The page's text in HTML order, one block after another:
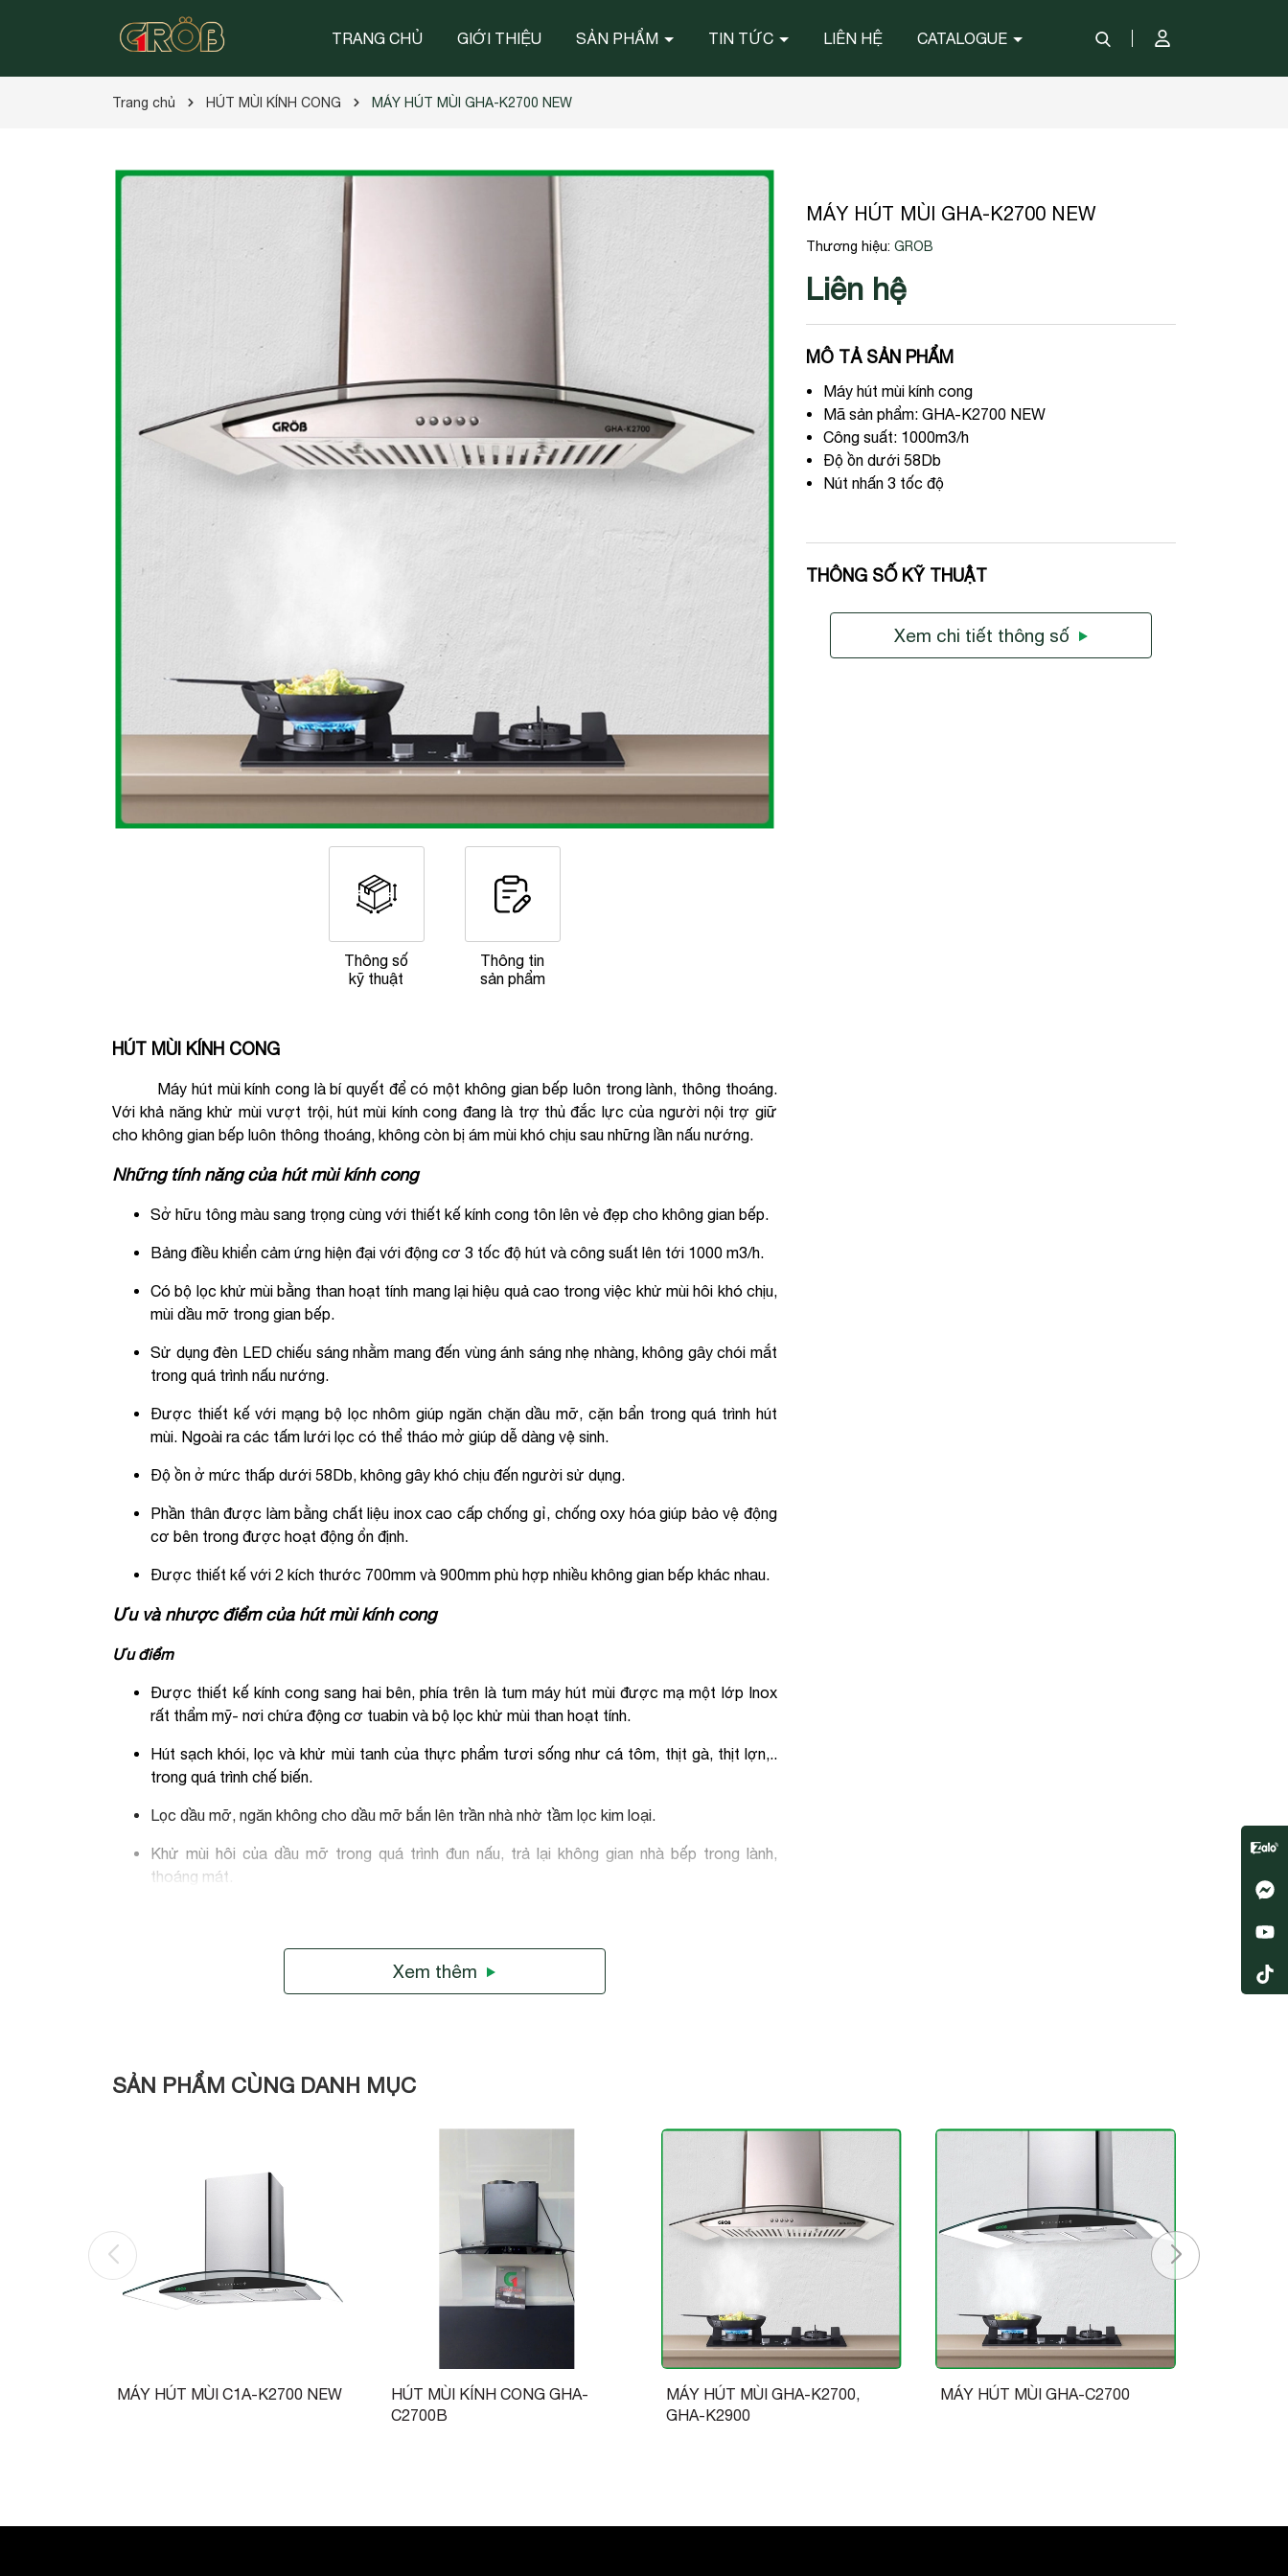
TRANG CHỦ GIỚI THIỆU SẢN PHẨM TIN TỨC LIÊN HỆ CATALOGUE
Trang chủ HÚT MÙI KÍNH CONG MÁY HÚT MÙI GHA-K2700 NEW
Thông số
kỹ thuật
Thông tin
sản phẩm
HÚT MÙI KÍNH CONG
Máy hút mùi kính cong là bí quyết để có một không gian bếp luôn trong lành, thông thoáng.
Với khả năng khử mùi vượt trội, hút mùi kính cong đang là trợ thủ đắc lực của người nội trợ giữ
cho không gian bếp luôn thông thoáng, không còn bị ám mùi khó chịu sau những lần nấu nướng.
Những tính năng của hút mùi kính cong
Sở hữu tông màu sang trọng cùng với thiết kế kính cong tôn lên vẻ đẹp cho không gian bếp.
Bảng điều khiển cảm ứng hiện đại với động cơ 3 tốc độ hút và công suất lên tới 1000 m3/h.
Có bộ lọc khử mùi bằng than hoạt tính mang lại hiệu quả cao trong việc khử mùi hôi khó chịu,
mùi dầu mỡ trong gian bếp.
Sử dụng đèn LED chiếu sáng nhằm mang đến vùng ánh sáng nhẹ nhàng, không gây chói mắt
trong quá trình nấu nướng.
Được thiết kế với mạng bộ lọc nhôm giúp ngăn chặn dầu mỡ, cặn bẩn trong quá trình hút
mùi. Ngoài ra các tấm lưới lọc có thể tháo mở giúp dễ dàng vệ sinh.
Độ ồn ở mức thấp dưới 58Db, không gây khó chịu đến người sử dụng.
Phần thân được làm bằng chất liệu inox cao cấp chống gỉ, chống oxy hóa giúp bảo vệ động
cơ bên trong được hoạt động ổn định.
Được thiết kế với 2 kích thước 700mm và 900mm phù hợp nhiều không gian bếp khác nhau.
Ưu và nhược điểm của hút mùi kính cong
Ưu điểm
Được thiết kế kính cong sang hai bên, phía trên là tum máy hút mùi được mạ một lớp Inox
rất thẩm mỹ- nơi chứa động cơ tuabin và bộ lọc khử mùi than hoạt tính.
Hút sạch khói, lọc và khử mùi tanh của thực phẩm tươi sống như cá tôm, thịt gà, thịt lợn,..
trong quá trình chế biến.
Lọc dầu mỡ, ngăn không cho dầu mỡ bắn lên trần nhà nhờ tầm lọc kim loại.
Khử mùi hôi của dầu mỡ trong quá trình đun nấu, trả lại không gian nhà bếp trong lành,
thoáng mát.
Hút hơi nóng khi đun nấu thức ăn ở nhiệt lửa lớn.
Nhược điểm
Bỏ hẳn một khoang tủ bếp nếu làm tủ.
Tùy vào nhu cầu sử dụng và kích thước của từng căn bếp sẽ có nhiều kích thước hút mùi
khác nhau. Mọi thông tin về sản phẩm được thể hiện rõ qua bảng sau:
hàng. GROB luôn tự hào về các sản phẩm cũng như cách tiếp đón khách hàng của mình bởi:
Xem thêm
MÁY HÚT MÙI GHA-K2700 NEW
Thương hiệu: GROB
Liên hệ
MÔ TẢ SẢN PHẨM
Máy hút mùi kính cong
Mã sản phẩm: GHA-K2700 NEW
Công suất: 1000m3/h
Độ ồn dưới 58Db
Nút nhấn 3 tốc độ
THÔNG SỐ KỸ THUẬT
Xem chi tiết thông số
SẢN PHẨM CÙNG DANH MỤC
MÁY HÚT MÙI C1A-K2700 NEW
HÚT MÙI KÍNH CONG GHA-
C2700B
MÁY HÚT MÙI GHA-K2700,
GHA-K2900
MÁY HÚT MÙI GHA-C2700